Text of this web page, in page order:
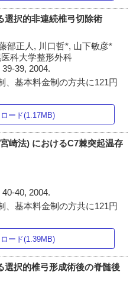
選択的非連続椎弓切除術
部正人, 川口哲*, 山下敏彦*
科大学整形外科
39-39, 2004.
、基本料金制の方共に121円
ード(1.17MB)
崎法) におけるC7棘突起温存
40-40, 2004.
、基本料金制の方共に121円
ード(1.39MB)
選択的椎弓形成術後の脊髄後